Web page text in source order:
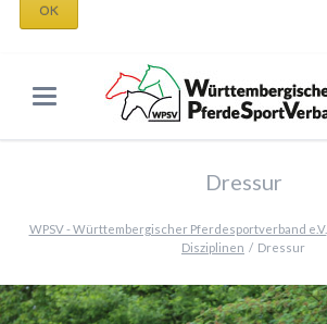
OK
Dressur
WPSV - Württembergischer Pferdesportverband e.V.
Disziplinen
Dressur